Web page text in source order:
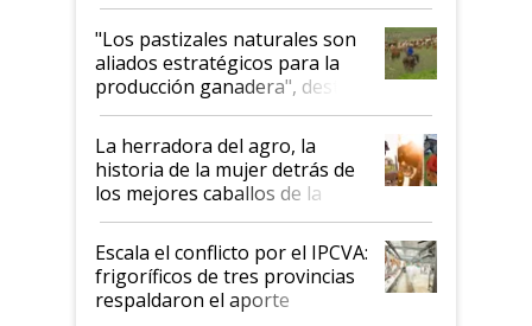
oportunidades que se abren
para el agro en Argentina, con
foco en la carne
"Los pastizales naturales son
aliados estratégicos para la
producción ganadera", destaca
la iniciativa que ya reúne a 46
establecimientos en Argentina
La herradora del agro, la
historia de la mujer detrás de
los mejores caballos de la
Argentina y los mitos que
todavía hacen sufrir a estos
animales: "Mientras me
descalificaban, yo seguí
haciendo currículum"
Escala el conflicto por el IPCVA:
frigoríficos de tres provincias
respaldaron el aporte